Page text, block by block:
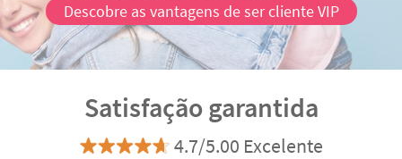
Descobre as vantagens de ser cliente VIP
Satisfação garantida
4.7/5.00 Excelente